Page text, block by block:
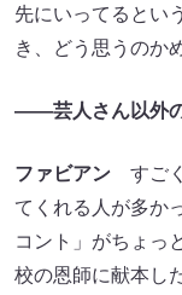
先にいってるとい
き、どう思うのか
――芸人さん以外
ファビアン すご
てくれる人が多か
コント」がちょっ
校の恩師に献本し